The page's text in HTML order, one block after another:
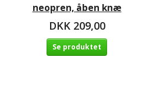
neopren, åben knæ
DKK 209,00
Se produktet